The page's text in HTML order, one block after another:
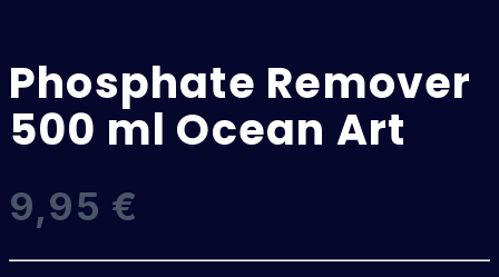
Phosphate Remover
500 ml Ocean Art
9,95 €